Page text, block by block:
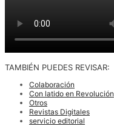
TAMBIÉN PUEDES REVISAR:
Colaboración
Con latido en Revolución
Otros
Revistas Digitales
servicio editorial